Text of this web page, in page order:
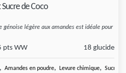
de Coco
légère aux amandes est idéale pour
pts WW 18 glucide
, Amandes en poudre, Levure chimique, Sucre